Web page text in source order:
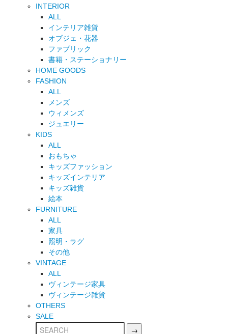
INTERIOR
ALL
インテリア雑貨
オブジェ・花器
ファブリック
書籍・ステーショナリー
HOME GOODS
FASHION
ALL
メンズ
ウィメンズ
ジュエリー
KIDS
ALL
おもちゃ
キッズファッション
キッズインテリア
キッズ雑貨
絵本
FURNITURE
ALL
家具
照明・ラグ
その他
VINTAGE
ALL
ヴィンテージ家具
ヴィンテージ雑貨
OTHERS
SALE